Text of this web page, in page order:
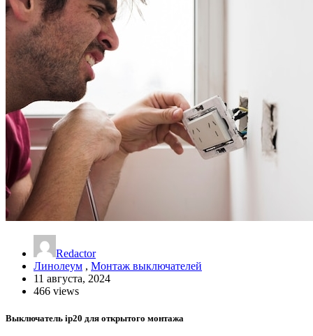
Redactor
Линолеум , Монтаж выключателей
11 августа, 2024
466 views
Выключатель ip20 для открытого монтажа